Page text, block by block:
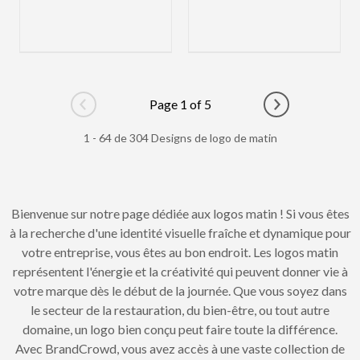
Go to previous page
Page 1 of 5
Go to next
1 - 64 de 304 Designs de logo de matin
Bienvenue sur notre page dédiée aux logos matin ! Si vous êtes
à la recherche d'une identité visuelle fraîche et dynamique pour
votre entreprise, vous êtes au bon endroit. Les logos matin
représentent l'énergie et la créativité qui peuvent donner vie à
votre marque dès le début de la journée. Que vous soyez dans
le secteur de la restauration, du bien-être, ou tout autre
domaine, un logo bien conçu peut faire toute la différence.
Avec BrandCrowd, vous avez accès à une vaste collection de